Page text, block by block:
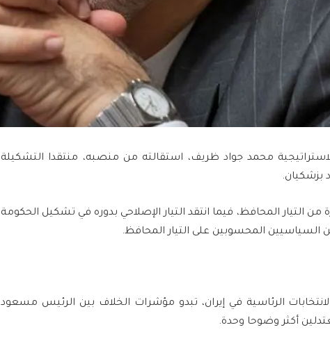
محمد جواد ظريف، استقالته من منصبه، منتقدا التشكيلة
بزشكيان.
التيار المحافظ، فيما انتقد التيار الإصلاحي بدوره في تشكيل الحكومة
من السياسيين المحسوبين على التيار المحافظ.
الرئاسية في إيران، تبدو مؤشرات الخلاف بين الرئيس مسعود
أكثر وضوحا وحدة.